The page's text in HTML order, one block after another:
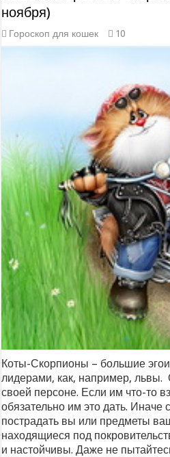
ноября)
Гороскоп для кошек 10
Коты-Скорпионы – большие
лидерами, как, например, львы.
своей персоне. Если им что-то
обязательно им это дать. Иначе
пострадать вы или предметы
находящиеся под
и настойчивы. Даже не